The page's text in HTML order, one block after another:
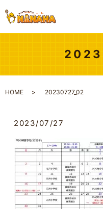
HOME 20230727_02
2023/07/27